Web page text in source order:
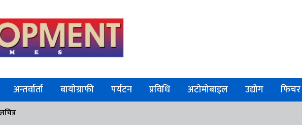
अन्तर्वार्ता बायोग्राफी पर्यटन प्रविधि अटोमोबाइल उद्योग
फिचर